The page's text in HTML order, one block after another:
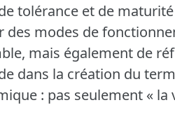
tolérance et de
modes de
mais également de
dans la création du
: pas seulement « la